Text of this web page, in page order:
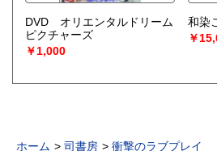
DVD オリエンタルドリーム
ピクチャーズ
￥1,000
和染
￥
ホーム 司書房 衝撃のラブプレイ